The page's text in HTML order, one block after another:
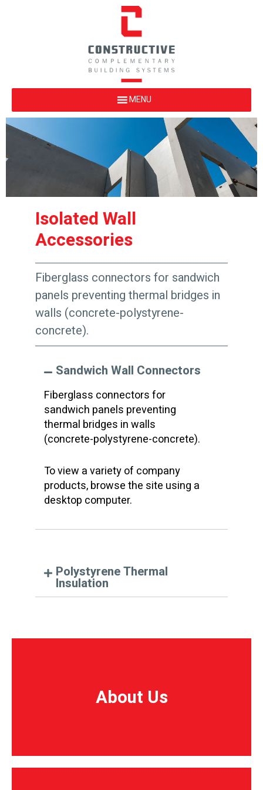
Isolated Wall
Accessories
Fiberglass connectors for sandwich
panels preventing thermal bridges in
walls (concrete-polystyrene-
concrete).
Sandwich Wall Connectors
Fiberglass connectors for
sandwich panels preventing
thermal bridges in walls
(concrete-polystyrene-concrete).
To view a variety of company
products, browse the site using a
desktop computer.
Polystyrene Thermal
Insulation
About Us
About Us